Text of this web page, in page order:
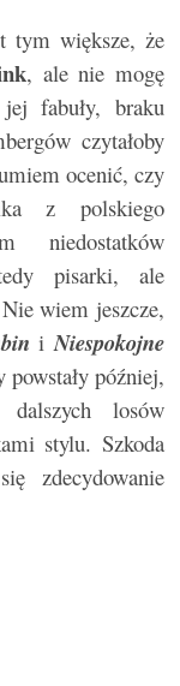
tym większe, że
, ale nie mogę
fabuły, braku
czytałoby
ocenić, czy
z polskiego
niedostatków
pisarki, ale
wiem jeszcze,
iNiespokojne
później,
losów
stylu. Szkoda
zdecydowanie